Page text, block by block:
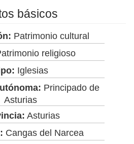
básicos
Patrimonio cultural
religioso
Iglesias
Principado de
Asturias
Asturias
Cangas del Narcea